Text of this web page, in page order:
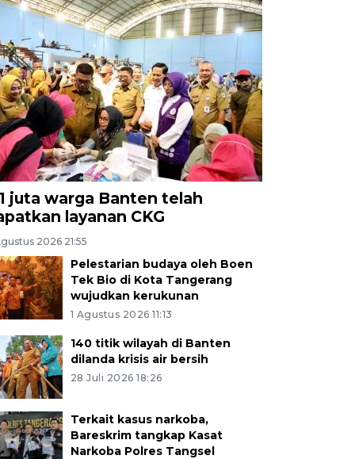
juta warga Banten telah
layanan CKG
2026 21:55
Pelestarian budaya oleh Boen
Tek Bio di Kota Tangerang
wujudkan kerukunan
1 Agustus 2026 11:13
140 titik wilayah di Banten
dilanda krisis air bersih
28 Juli 2026 18:26
Terkait kasus narkoba,
Bareskrim tangkap Kasat
Narkoba Polres Tangsel